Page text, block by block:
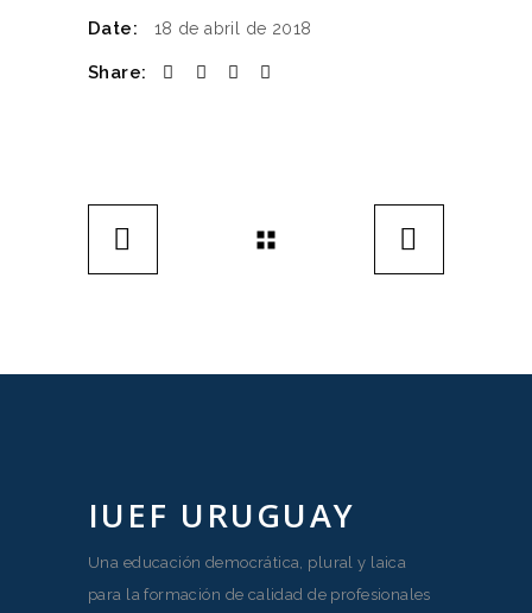
Date: 18 de abril de 2018
Share:
IUEF URUGUAY
Una educación democrática, plural y laica
para la formación de calidad de profesionales